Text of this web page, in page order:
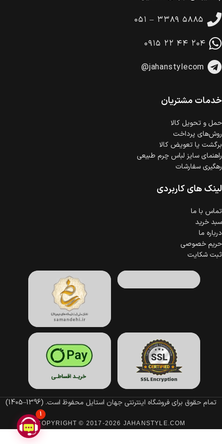
در هنگام خرید محصول، امکان انتخاب پرداخت در محل
وجود دارد.
خرید اقساطی با شرایط آسان و بدون ضامن امکان‌پذیر
است.
گارانتی معتبر برای تمامی محصولات ارائه می‌شود.
۰۵۱ – ۳۳۸۹ ۵۸۸۵
۰۹۱۵ ۲۲ ۴۴ ۲۰۴
@jahanstylecom
خدمات مشتریان
حمل‌ و تحویل کالا
روش‌های پرداخت
برگشت یا تعویض کالا
راهنمای سایز لباس چرم طبیعی
رهگیری سفارشات
لینک های کاربردی
تماس با ما
سبد خرید
درباره ما
حریم خصوصی
ثبت شکایت
تمام حقوق برای فروشگاه اینترنتی جهان استایل محفوظ است. (1396–1405)
COPYRIGHT © 2017-2026 JAHANSTYLE.COM
1